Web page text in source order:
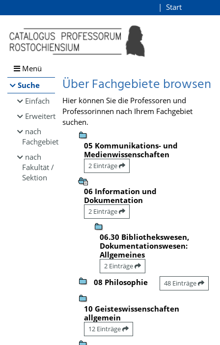
Browsen
direkt zum Inhalt
Start
Menü
Suche
Einfach
Erweitert
nach
Fachgebiet
nach
Fakultät /
Sektion
Über Fachgebiete browsen
Hier können Sie die Professoren und
Professorinnen nach Ihrem Fachgebiet
suchen.
05 Kommunikations- und
Medienwissenschaften
2 Einträge
06 Information und
Dokumentation
2 Einträge
06.30 Bibliothekswesen,
Dokumentationswesen:
Allgemeines
2 Einträge
08 Philosophie 48 Einträge
10 Geisteswissenschaften
allgemein
12 Einträge